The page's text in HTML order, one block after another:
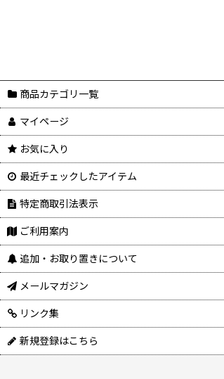
商品カテゴリ一覧
マイページ
お気に入り
最近チェックしたアイテム
特定商取引法表示
ご利用案内
追加・お取り置きについて
メールマガジン
リンク集
新規登録はこちら